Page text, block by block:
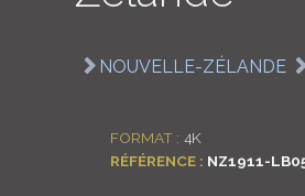
NOUVELLE-ZÉLANDE
FORMAT : 4K
RÉFÉRENCE : NZ1911-